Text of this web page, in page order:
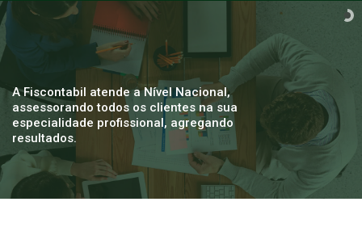
A Fiscontabil atende a Nível Nacional,
assessorando todos os clientes na sua
especialidade profissional, agregando
resultados.